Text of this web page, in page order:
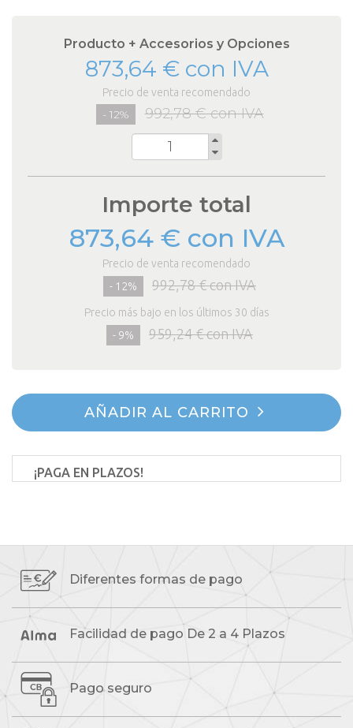
Producto + Accesorios y Opciones
873,64 € con IVA
Precio de venta recomendado
- 12% 992,78 € con IVA
Cantidad
Importe total
873,64 € con IVA
Precio de venta recomendado
- 12%
992,78 € con IVA
Precio más bajo en los últimos 30 días
- 9%
959,24 € con IVA
AÑADIR AL CARRITO
¡PAGA EN PLAZOS!
Diferentes formas de pago
Facilidad de pago De 2 a 4 Plazos
Pago seguro